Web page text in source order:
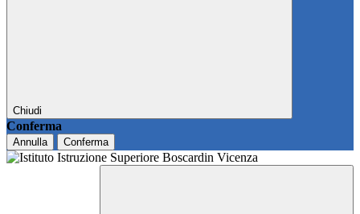
Chiudi
Conferma
Annulla Conferma